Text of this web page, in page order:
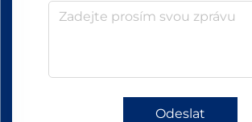
Odeslat